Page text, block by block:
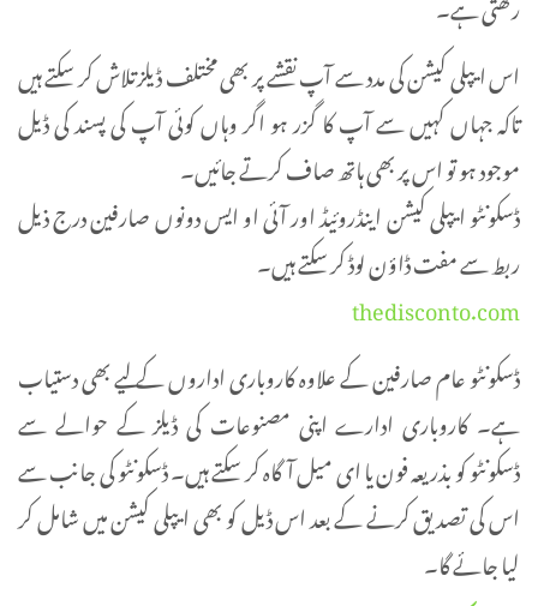
اس ایپلی کیشن کی مدد سے آپ نقشے پر بھی مختلف ڈیلزتلاش کر سکتے ہیں
تاکہ جہاں کہیں سے آپ کا گزر ہو اگر وہاں کوئی آپ کی پسند کی ڈیل
موجود ہو تو اس پر بھی ہاتھ صاف کرتے جائیں۔
ڈسکونٹو ایپلی کیشن اینڈروئیڈ اور آئی او ایس دونوں صارفین درج ذیل
ربط سے مفت ڈاؤن لوڈ کر سکتے ہیں۔
thedisconto.com
ڈسکونٹو عام صارفین کے علاوہ کاروباری اداروں کے لیے بھی دستیاب
ہے۔ کاروباری ادارے اپنی مصنوعات کی ڈیلز کے حوالے سے
ڈسکونٹو کو بذریعہ فون یا ای میل آگاہ کر سکتے ہیں۔ ڈسکونٹو کی جانب سے
اس کی تصدیق کرنے کے بعد اس ڈیل کو بھی ایپلی کیشن میں شامل کر
لیا جائے گا۔